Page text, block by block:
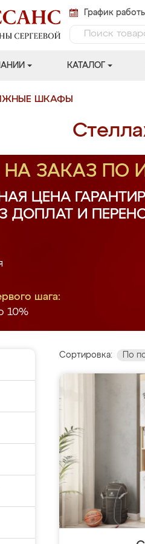
График
КАТАЛОГ
ШКАФЫ
ЗАКАЗ ПО
ЦЕНА
ДОПЛАТ И
шага:
10%
Сортировка: По